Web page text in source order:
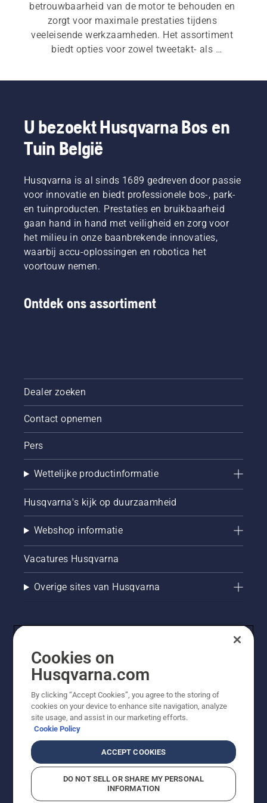
betrouwbaarheid van de motor te behouden en
zorgt voor maximale prestaties tijdens
veeleisende werkzaamheden. Het assortiment
biedt opties voor zowel tweetakt- als
praktische accessoires.
U bezoekt Husqvarna Bos en
Tuin België
Husqvarna is al sinds 1689 gedreven door passie
voor innovatie en biedt professionele bos-, park-
en tuinproducten. Prestaties en bruikbaarheid
gaan hand in hand met veiligheid en zorg voor
het milieu in onze baanbrekende innovaties,
waarbij accu-oplossingen en robotica het
voortouw nemen.
Ontdek ons assortiment
Dealer zoeken
Contact opnemen
Pers
Wettelijke productinformatie
Husqvarna's kijk op duurzaamheid
Webshop informatie
Vacatures Husqvarna
Overige sites van Husqvarna
© Husqvarna AB (publ). Alle rechten voorbehouden. De
getoonde prijzen zijn consumentenadviesprijzen. Alle
tenzij het product beschikbaar is voor directe aankoop.
Cookiebeleid
Imprint
Cookies on
Husqvarna.com
By clicking “Accept Cookies”, you agree to the storing of
cookies on your device to enhance site navigation, analyze
site usage, and assist in our marketing efforts.
Cookie Policy
ACCEPT COOKIES
DO NOT SELL OR SHARE MY PERSONAL
INFORMATION